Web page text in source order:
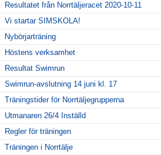
Resultatet från Norrtäljeracet 2020-10-11
Vi startar SIMSKOLA!
Nybörjarträning
Höstens verksamhet
Resultat Swimrun
Swimrun-avslutning 14 juni kl. 17
Träningstider för Norrtäljegrupperna
Utmanaren 26/4 Inställd
Regler för träningen
Träningen i Norrtälje